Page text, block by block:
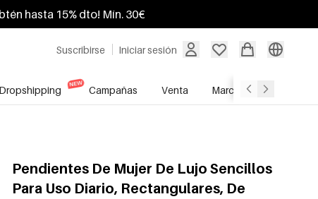
hasta 15% dto! Mín. 30€
Suscribirse Iniciar sesión
Dropshipping Campañas Venta Marcas
Pendientes De Mujer De Lujo Sencillos
Para Uso Diario, Rectangulares, De